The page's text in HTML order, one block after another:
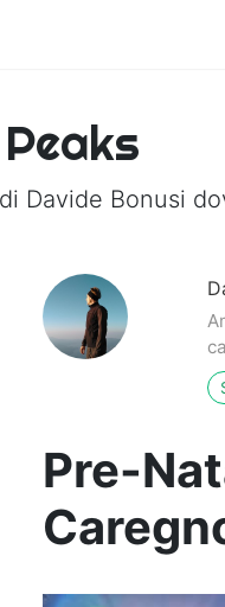
Davide Bonusi
Pre-